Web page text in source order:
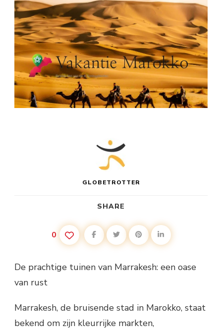
GLOBETROTTER
SHARE
0
De prachtige tuinen van Marrakesh: een oase
van rust
Marrakesh, de bruisende stad in Marokko, staat
bekend om zijn kleurrijke markten,